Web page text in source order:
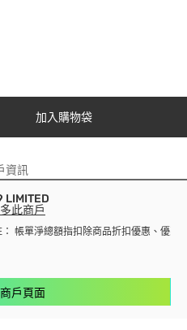
加入購物袋
資訊
LIMITED
此商戶
帳單淨總額指扣除商品折扣優惠、優惠
戶頁面